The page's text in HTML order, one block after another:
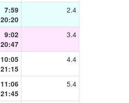
7:59
20:20
2.4
9:02
20:47
3.4
10:05
21:15
4.4
11:06
21:45
5.4